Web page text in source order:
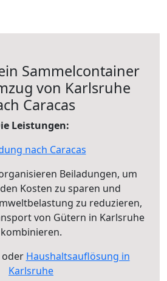
Sammelcontainer
von Karlsruhe
Caracas
Leistungen:
nach Caracas
Beiladungen, um
Kosten zu sparen und
zu reduzieren,
von Gütern in Karlsruhe
kombinieren.
oder Haushaltsauflösung in
Karlsruhe